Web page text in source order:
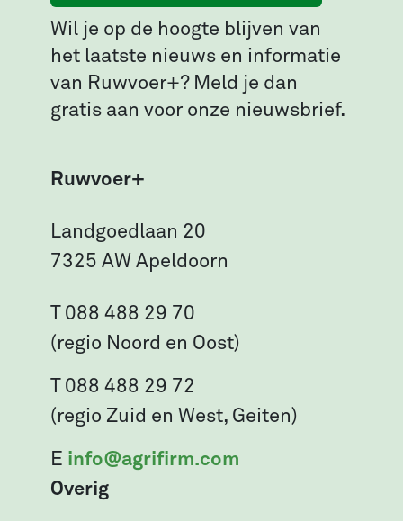
Wil je op de hoogte blijven van
het laatste nieuws en informatie
van Ruwvoer+? Meld je dan
gratis aan voor onze nieuwsbrief.
Ruwvoer+
Landgoedlaan 20
7325 AW Apeldoorn
T 088 488 29 70
(regio Noord en Oost)
T 088 488 29 72
(regio Zuid en West, Geiten)
E info@agrifirm.com
Overig